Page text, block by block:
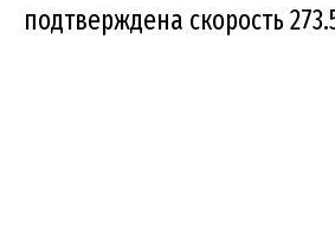
подтверждена скорость